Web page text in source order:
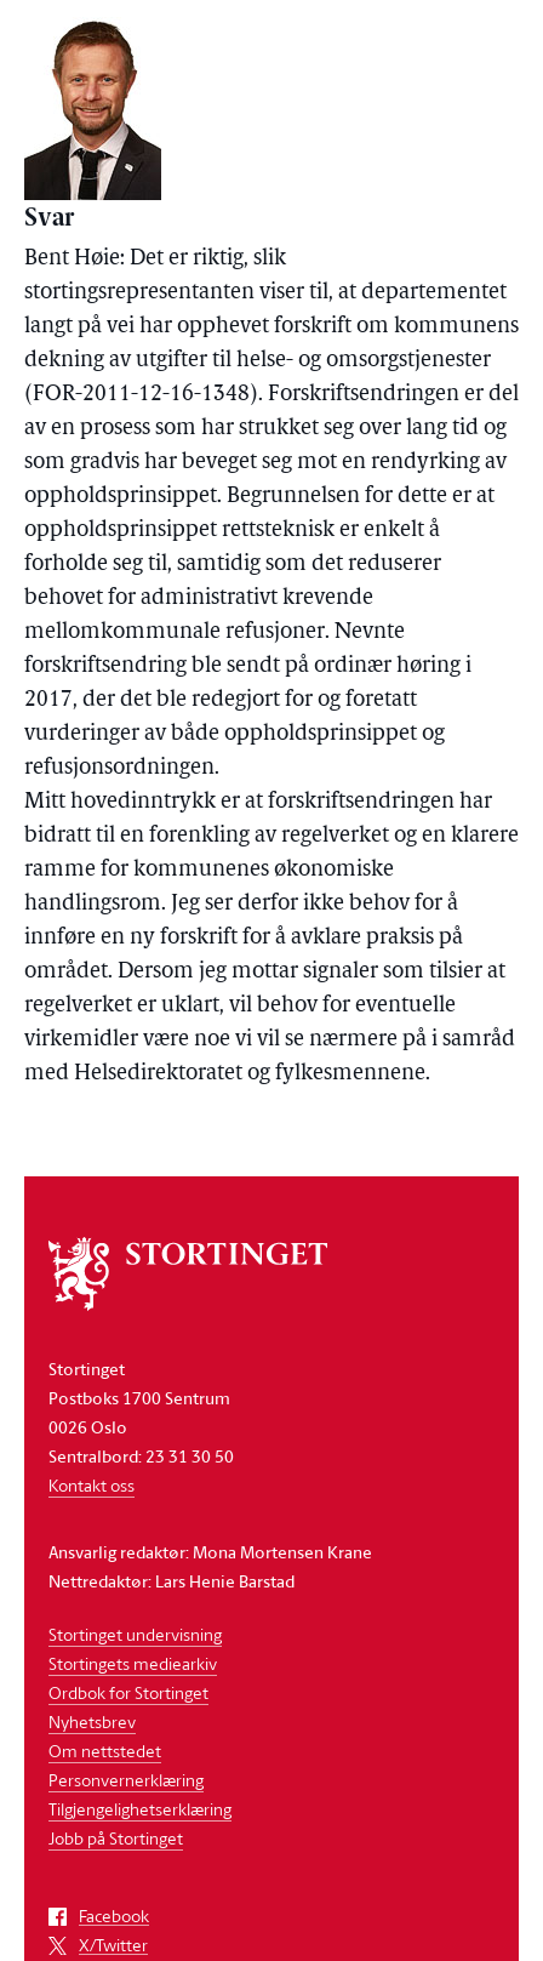
Svar
Bent Høie: Det er riktig, slik
stortingsrepresentanten viser til, at departementet
langt på vei har opphevet forskrift om kommunens
dekning av utgifter til helse- og omsorgstjenester
(FOR-2011-12-16-1348). Forskriftsendringen er del
av en prosess som har strukket seg over lang tid og
som gradvis har beveget seg mot en rendyrking av
oppholdsprinsippet. Begrunnelsen for dette er at
oppholdsprinsippet rettsteknisk er enkelt å
forholde seg til, samtidig som det reduserer
behovet for administrativt krevende
mellomkommunale refusjoner. Nevnte
forskriftsendring ble sendt på ordinær høring i
2017, der det ble redegjort for og foretatt
vurderinger av både oppholdsprinsippet og
refusjonsordningen.
Mitt hovedinntrykk er at forskriftsendringen har
bidratt til en forenkling av regelverket og en klarere
ramme for kommunenes økonomiske
handlingsrom. Jeg ser derfor ikke behov for å
innføre en ny forskrift for å avklare praksis på
området. Dersom jeg mottar signaler som tilsier at
regelverket er uklart, vil behov for eventuelle
virkemidler være noe vi vil se nærmere på i samråd
med Helsedirektoratet og fylkesmennene.
Om
stortinget
Stortinget
Postboks 1700 Sentrum
0026 Oslo
Sentralbord: 23 31 30 50
Kontakt oss
Ansvarlig redaktør: Mona Mortensen Krane
Nettredaktør: Lars Henie Barstad
Stortinget undervisning
Stortingets mediearkiv
Ordbok for Stortinget
Nyhetsbrev
Om nettstedet
Personvernerklæring
Tilgjengelighetserklæring
Jobb på Stortinget
Facebook
X/Twitter